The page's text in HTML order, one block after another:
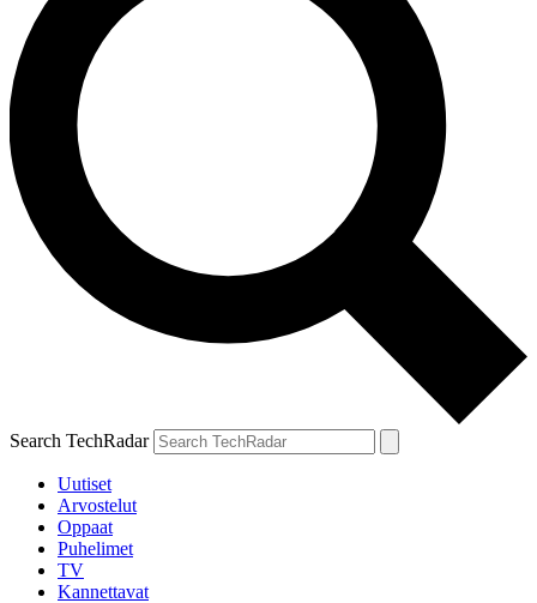
Search TechRadar
Uutiset
Arvostelut
Oppaat
Puhelimet
TV
Kannettavat